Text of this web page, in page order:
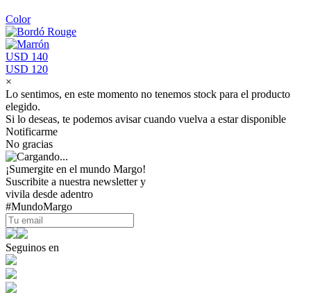
Color
USD 140
USD 120
×
Lo sentimos, en este momento no tenemos stock para el producto
elegido.
Si lo deseas, te podemos avisar cuando vuelva a estar disponible
Notificarme
No gracias
¡Sumergite en el mundo Margo!
Suscribite a nuestra newsletter y
vivila desde adentro
#MundoMargo
Seguinos en